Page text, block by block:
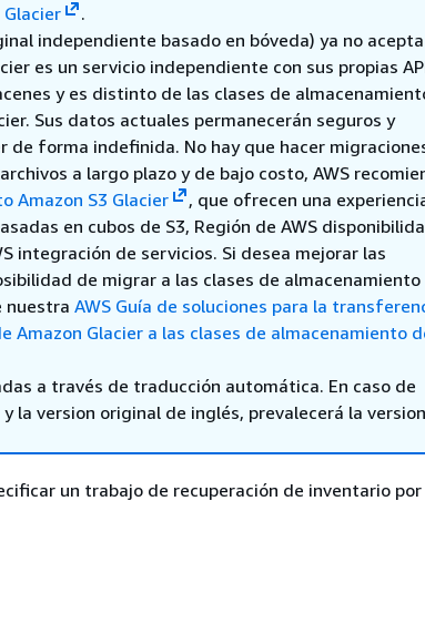
.
independiente basado en bóveda) ya no acepta
es un servicio independiente con sus propias
y es distinto de las clases de
Sus datos actuales permanecerán seguros y
de forma indefinida. No hay que hacer
a largo plazo y de bajo costo, AWS
Amazon S3 Glacier
, que ofrecen una
en cubos de S3, Región de AWS
integración de servicios. Si desea mejorar las
de migrar a las clases de almacenamiento
nuestra AWS Guía de soluciones para la
Amazon Glacier a las clases de almacenamiento
a través de traducción automática. En caso de
la version original de inglés, prevalecerá la
un trabajo de recuperación de inventario por